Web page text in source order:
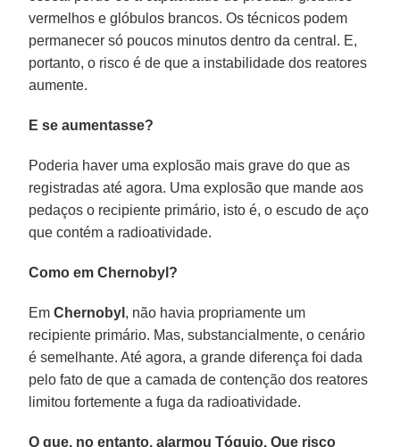
vermelhos e glóbulos brancos. Os técnicos podem
permanecer só poucos minutos dentro da central. E,
portanto, o risco é de que a instabilidade dos reatores
aumente.
E se aumentasse?
Poderia haver uma explosão mais grave do que as
registradas até agora. Uma explosão que mande aos
pedaços o recipiente primário, isto é, o escudo de aço
que contém a radioatividade.
Como em Chernobyl?
EmChernobyl , não havia propriamente um
recipiente primário. Mas, substancialmente, o cenário
é semelhante. Até agora, a grande diferença foi dada
pelo fato de que a camada de contenção dos reatores
limitou fortemente a fuga da radioatividade.
O que, no entanto, alarmou Tóquio. Que risco